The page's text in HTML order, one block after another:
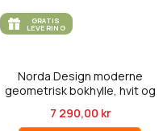
GRATIS
LEVERING
Norda Design moderne
geometrisk bokhylle, hvit og
7 290,00 kr